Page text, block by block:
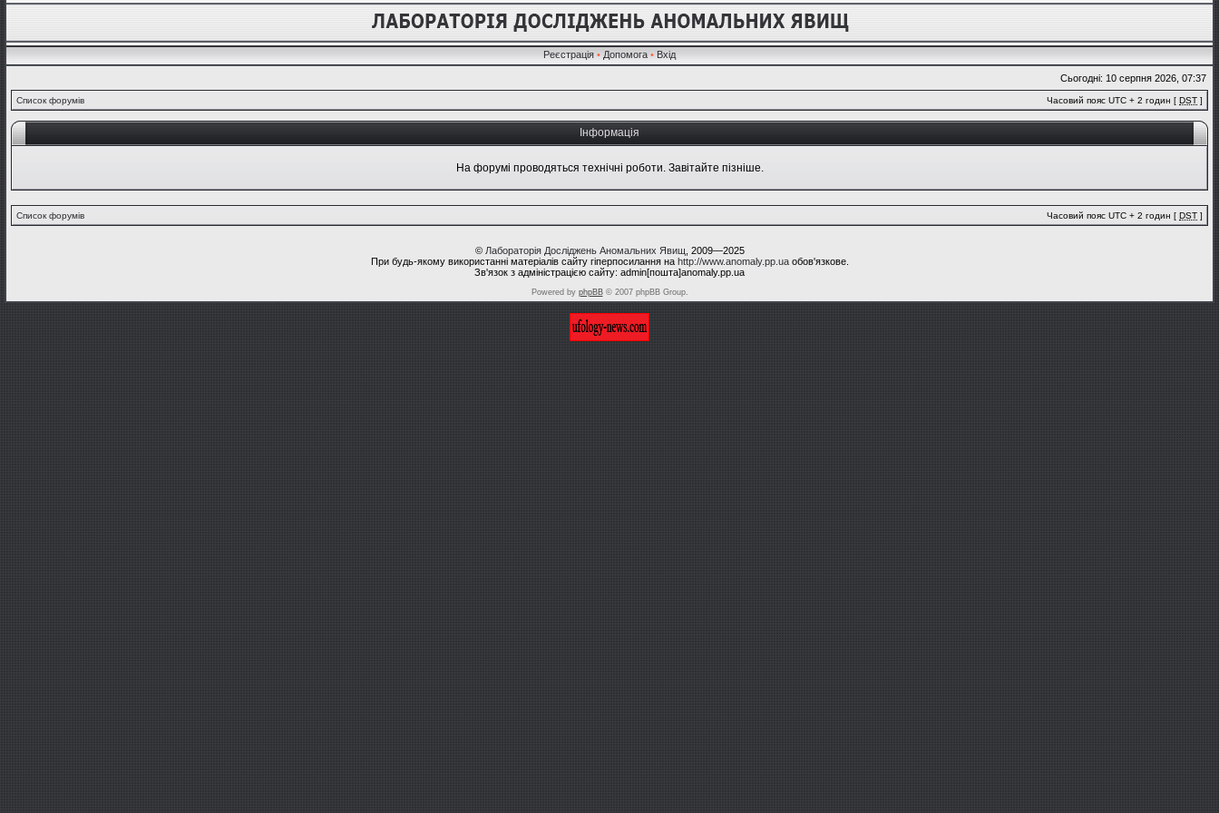
Реєстрація • Допомога • Вхід
Сьогодні: 10 серпня 2026, 07:37
Список форумів Часовий пояс UTC + 2 годин [ DST ]
Інформація
На форумі проводяться технічні роботи. Завітайте пізніше.
Список форумів Часовий пояс UTC + 2 годин [ DST ]
© Лабораторія Досліджень Аномальних Явищ , 2009—2025
При будь-якому використанні матеріалів сайту гіперпосилання на http://www.anomaly.pp.uaобов'язкове.
Зв'язок з адміністрацією сайту: admin[пошта]anomaly.pp.ua
Powered by phpBB© 2007 phpBB Group.